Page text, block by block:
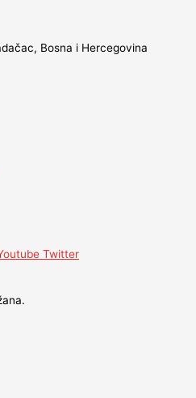
Bosna i Hercegovina
Twitter